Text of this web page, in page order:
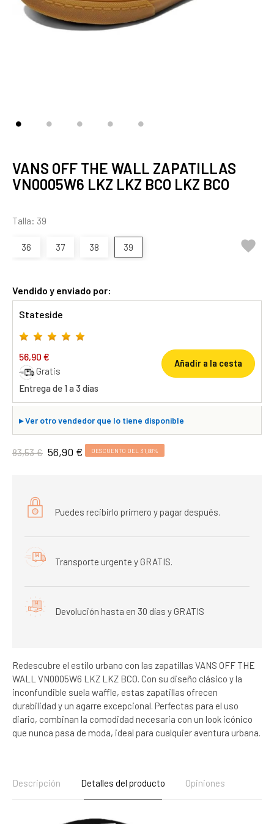
VANS OFF THE WALL ZAPATILLAS
VN0005W6 LKZ LKZ BCO LKZ BCO
Talla: 39
36 37 38 39 
Vendido y enviado por:
Stateside
56,90 €
Gratis
Entrega de 1 a 3 días
Añadir a la cesta
▸Ver otro vendedor que lo tiene disponible
83,53 € 56,90 € DESCUENTO DEL 31,88%
Puedes recibirlo primero y pagar después.
Transporte urgente y GRATIS.
Devolución hasta en 30 días y GRATIS
Redescubre el estilo urbano con las zapatillas VANS OFF THE
WALL VN0005W6 LKZ LKZ BCO. Con su diseño clásico y la
inconfundible suela waffle, estas zapatillas ofrecen
durabilidad y un agarre excepcional. Perfectas para el uso
diario, combinan la comodidad necesaria con un look icónico
que nunca pasa de moda, ideal para cualquier aventura urbana.
Descripción Detalles del producto Opiniones